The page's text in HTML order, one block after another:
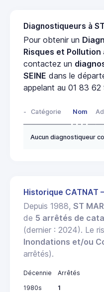
Diagnostiqueurs à ST
Pour obtenir un
Risques et Pollution
contactez un
SEINE dans le
appelant au 01 83 62
- Catégorie Nom
Aucun diagnostiqueur
Historique CATNAT
Depuis 1988, ST
de 5 arrêtés de
(dernier : 2024). Le
Inondations et/ou
arrêtés).
Décennie
Arrêtés
1980s
1